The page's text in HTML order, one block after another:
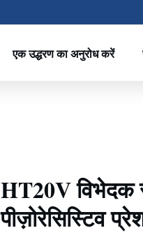
एक उद्धरण का अनुरोध करें
HT20V विभेदक
पीज़ोरेसिस्टिव